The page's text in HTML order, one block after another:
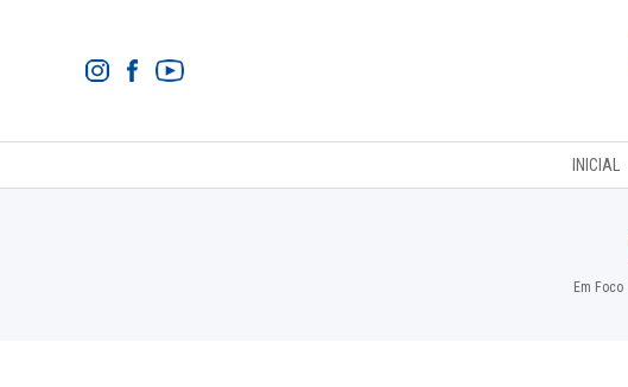
INICIAL
Em Foco